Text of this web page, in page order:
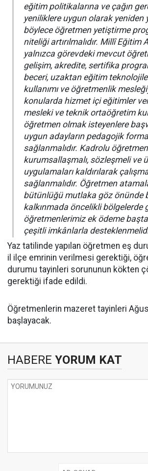
eğitim politikalarına ve çağın
yeniliklere uygun olarak yeniden
böylece öğretmen yetiştirme
niteliği artırılmalıdır. Millî Eğitim
yalnızca görevdeki mevcut
gelişim, akredite, sertifika
beceri, uzaktan eğitim
kullanımı ve öğretmenlik
konularda hizmet içi eğitimler
mesleki ve teknik ortaöğretim
öğretmen olmak isteyenlere
uygun adayların pedagojik
sağlanmalıdır. Kadrolu
kurumsallaşmalı, sözleşmeli ve
uygulamaları kaldırılarak
sağlanmalıdır. Öğretmen
bütünlüğü mutlaka göz önünde
kalkınmada öncelikli bölgelerde
öğretmenlerimiz ek ödeme
çeşitli imkânlarla
Yaz tatilinde yapılan öğretmen eş
il ilçe emrinin verilmesi gerektiği,
durumu tayinleri sorununun kökten
gerektiği ifade edildi.
Öğretmenlerin mazeret tayinleri
başlayacak.
HABERE YORUM KAT